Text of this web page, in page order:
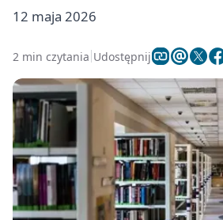
12 maja 2026
2 min czytania Udostępnij